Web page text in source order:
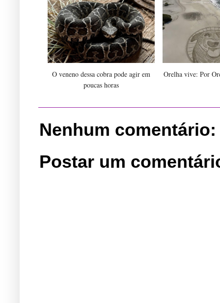
O veneno dessa cobra pode agir em
poucas horas
Orelha vive: Por
Nenhum comentário:
Postar um